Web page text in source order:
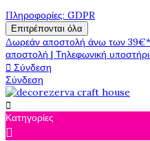
Πληροφορίες: GDPR
Επιτρέπονται όλα
Δωρεάν αποστολή άνω των
αποστολή | Τηλεφωνική
 Σύνδεση
Σύνδεση

Κατηγορίες
